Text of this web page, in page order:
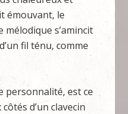
émouvant, le
s’amincit
fil ténu, comme
personnalité, est ce
d’un clavecin